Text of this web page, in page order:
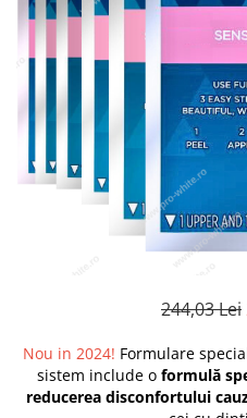
244,03 Lei
Nou in 2024! Formulare
sistem include o formulă
reducerea disconfortului